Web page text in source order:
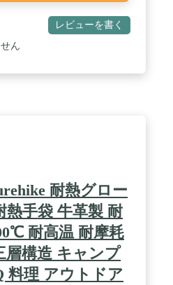
レビューを書く
ん
耐熱グロー
熱手袋 牛革製 耐
耐高温 耐摩耗
層構造 キャンプ
料理 アウトドア